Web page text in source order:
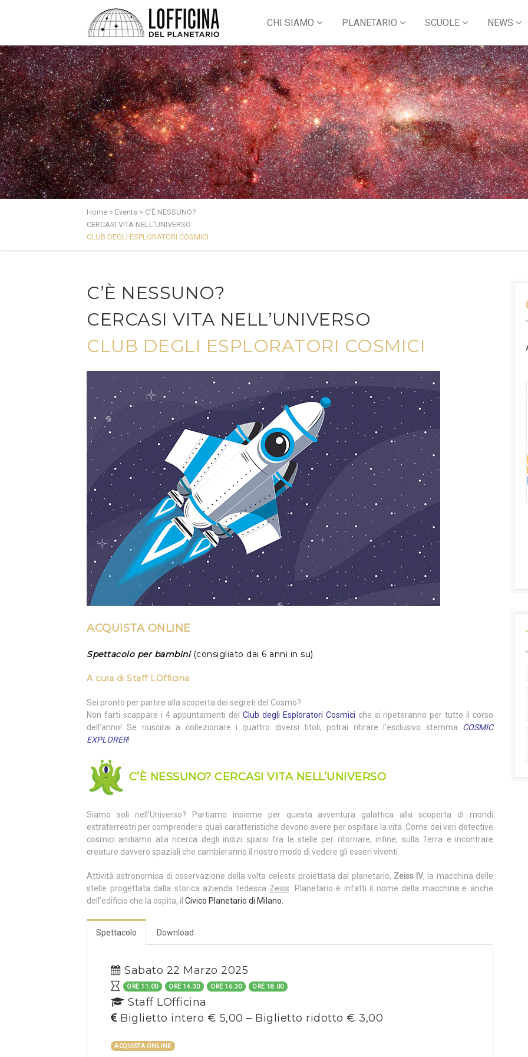
CHI SIAMO PLANETARIO SCUOLE NEWS
Home > Events > C’È NESSUNO?
CERCASI VITA NELL’UNIVERSO
CLUB DEGLI ESPLORATORI COSMICI
C’È NESSUNO?
CERCASI VITA NELL’UNIVERSO
CLUB DEGLI ESPLORATORI COSMICI
ACQUISTA ONLINE
Spettacolo per bambini (consigliato dai 6 anni in su)
A cura di Staff LOfficina
Sei pronto per partire alla scoperta dei segreti del Cosmo?
Non farti scappare i 4 appuntamenti delClub degli Esploratori Cosmici che si ripeteranno per tutto il corso
dell’anno! Se riuscirai a collezionare i quattro diversi titoli, potrai ritirare l’esclusivo stemma COSMIC
EXPLORER!
C’È NESSUNO? CERCASI VITA NELL’UNIVERSO
Siamo soli nell’Universo? Partiamo insieme per questa avventura galattica alla scoperta di mondi
extraterrestri per comprendere quali caratteristiche devono avere per ospitare la vita. Come dei veri detective
cosmici andiamo alla ricerca degli indizi sparsi fra le stelle per ritornare, infine, sulla Terra e incontrare
creature davvero spaziali che cambieranno il nostro modo di vedere gli esseri viventi.
Attività astronomica di osservazione della volta celeste proiettata dal planetario, Zeiss IV, la macchina delle
stelle progettata dalla storica azienda tedesca Zeiss . Planetario è infatti il nome della macchina e anche
dell’edificio che la ospita, il Civico Planetario di Milano.
Spettacolo Download
Sabato 22 Marzo 2025
ORE 11.00 ORE 14.30 ORE 16.30 ORE 18.00
Staff LOfficina
Biglietto intero € 5,00 – Biglietto ridotto € 3,00
ACQUISTA ONLINE